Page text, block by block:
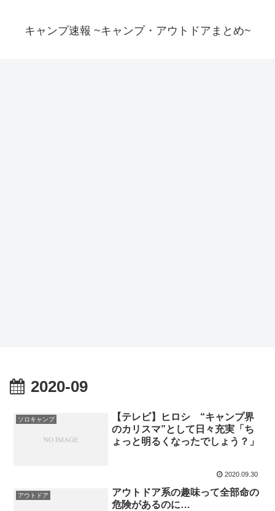
キャンプ速報 ~キャンプ・アウトドアまとめ~
2020-09
ソロキャンプ
【テレビ】ヒロシ “キャンプ界
のカリスマ”として日々充実「ち
ょっと明るくなったでしょう？」
2020.09.30
アウトドア
アウトドア系の趣味って全部命の
危険があるのに…